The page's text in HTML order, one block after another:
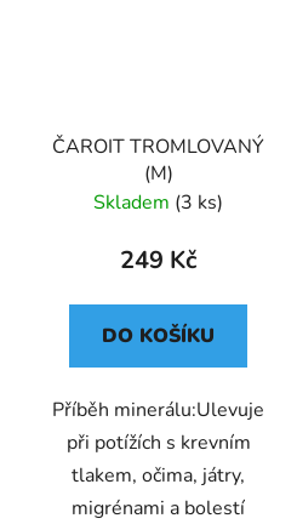
ČAROIT TROMLOVANÝ
(M)
Skladem (3 ks)
249 Kč
DO KOŠÍKU
Příběh minerálu:Ulevuje
při potížích s krevním
tlakem, očima, játry,
migrénami a bolestí